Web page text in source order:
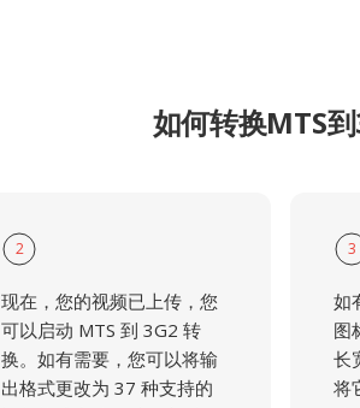
如何转换MTS
2
现在，您的视频已上传，您
可以启动 MTS 到 3G2 转
换。如有需要，您可以将输
出格式更改为 37 种支持的
3
如
图
长
将